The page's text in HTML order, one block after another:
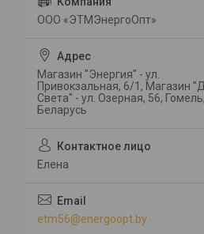
ООО «ЭТМЭнергоОпт»
Магазин "Энергия" - ул.
Привокзальная, 6/1, Магазин
Света" - ул. Озерная, 56, Гомель,
Беларусь
Елена
etm56@energoopt.by